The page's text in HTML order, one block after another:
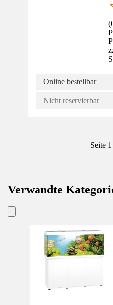
(
Online bestellbar
Nicht reservierbar
Seite
Verwandte